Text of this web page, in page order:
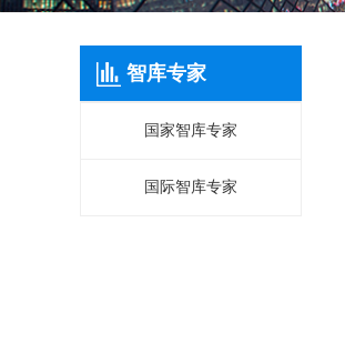
智库专家
国家智库专家
国际智库专家